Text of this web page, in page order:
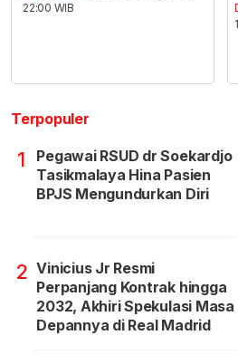
22:00 WIB
Terpopuler
1
Pegawai RSUD dr Soekardjo
Tasikmalaya Hina Pasien
BPJS Mengundurkan Diri
2 Vinicius Jr Resmi
Perpanjang Kontrak hingga
2032, Akhiri Spekulasi Masa
Depannya di Real Madrid